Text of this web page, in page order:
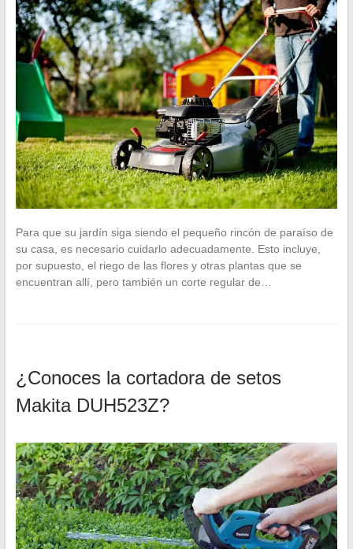
Para que su jardín siga siendo el pequeño rincón de paraíso de
su casa, es necesario cuidarlo adecuadamente. Esto incluye,
por supuesto, el riego de las flores y otras plantas que se
encuentran allí, pero también un corte regular de…
¿Conoces la cortadora de setos
Makita DUH523Z?